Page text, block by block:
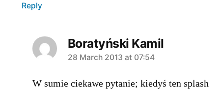
Reply
Boratyński Kamil
says:
28 March 2013 at 07:54
W sumie ciekawe pytanie; kiedyś ten splash